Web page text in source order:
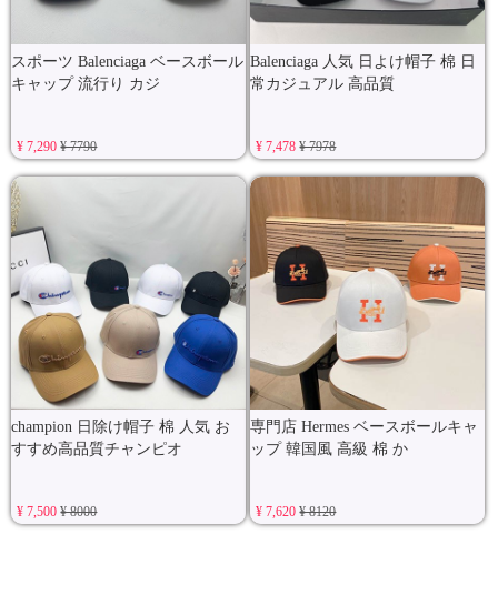
スポーツ Balenciaga ベースボール
キャップ 流行り カジ
¥ 7,290¥ 7790
Balenciaga 人気 日よけ帽子 棉 日
常カジュアル 高品質
¥ 7,478¥ 7978
champion 日除け帽子 棉 人気 お
すすめ高品質チャンピオ
¥ 7,500¥ 8000
専門店 Hermes ベースボールキャ
ップ 韓国風 高級 棉 か
¥ 7,620¥ 8120